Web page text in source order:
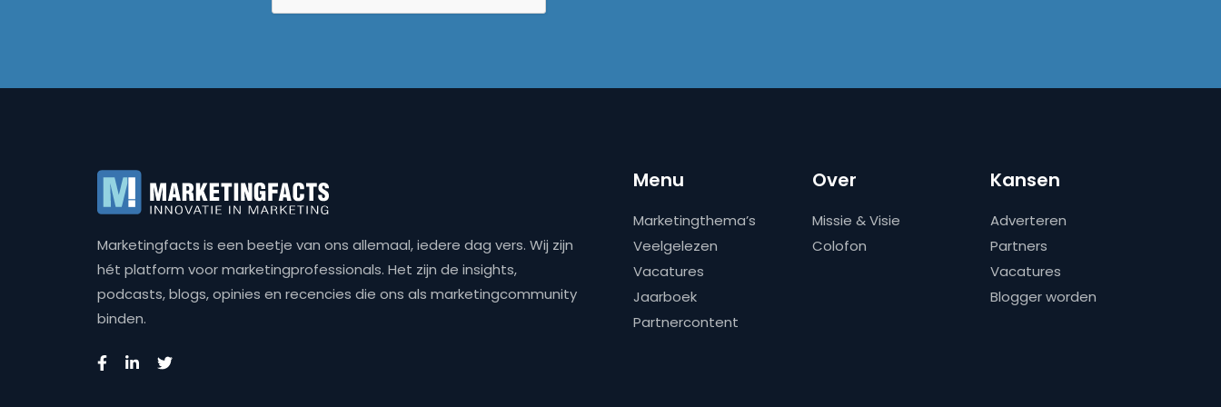
Marketingfacts is een beetje van ons allemaal, iedere dag vers. Wij zijn
hét platform voor marketingprofessionals. Het zijn de insights,
podcasts, blogs, opinies en recencies die ons als marketingcommunity
binden.
Menu
Marketingthema’s
Veelgelezen
Vacatures
Jaarboek
Partnercontent
Over
Missie & Visie
Colofon
Kansen
Adverteren
Partners
Vacatures
Blogger worden